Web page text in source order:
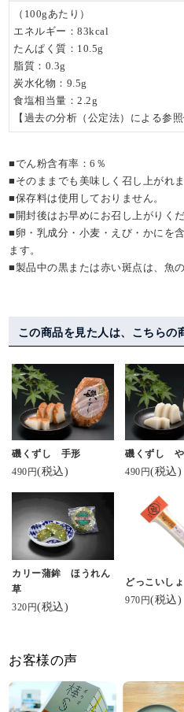
（100gあたり）
エネルギー：83kcal
たんぱく質：10.5g
脂質：0.3g
炭水化物：9.5g
食塩相当量：2.2g
【過去の分析（公定法）による参照
■でん粉含有率：6％
■そのままでも美味しく召し上がれま
■保存料は使用しておりません。
■開封後はお早めにお召し上がりくだ
■卵・乳成分・小麦・えび・かにを
ます。
■製品中の黒または赤い斑点は、魚の
この商品を見た人は、こちらの
磯くずし 手形
490円(税込)
磯くずし や
490円(税込)
カリー蒲鉾 ほうれん
草
320円(税込)
どっこいし
970円(税込)
お客様の声